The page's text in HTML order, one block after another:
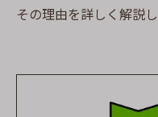
その理由を詳しく解説し